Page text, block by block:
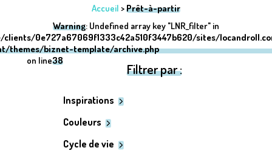
Accueil >Prêt-à-partir
Warning: Undefined array key "LNR_filter" in
clients/0e727a67069f1333c42a510f3447b620/sites/
themes/biznet-template/archive.php
on line38
Filtrer par :
Inspirations
Couleurs
Cycle de vie